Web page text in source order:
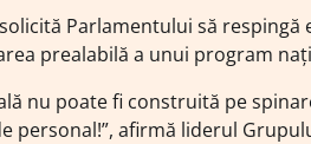
Parlamentului să
prealabilă a unui program
nu poate fi construită pe
personal!”, afirmă liderul